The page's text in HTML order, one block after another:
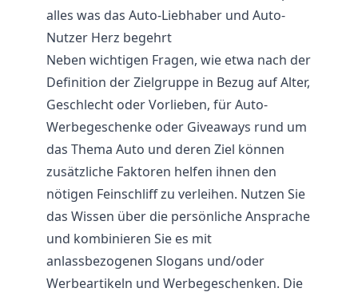
alles was das Auto-Liebhaber und Auto-
Nutzer Herz begehrt
Neben wichtigen Fragen, wie etwa nach der
Definition der Zielgruppe in Bezug auf Alter,
Geschlecht oder Vorlieben, für Auto-
Werbegeschenke oder Giveaways rund um
das Thema Auto und deren Ziel können
zusätzliche Faktoren helfen ihnen den
nötigen Feinschliff zu verleihen. Nutzen Sie
das Wissen über die persönliche Ansprache
und kombinieren Sie es mit
anlassbezogenen Slogans und/oder
Werbeartikeln und Werbegeschenken. Die